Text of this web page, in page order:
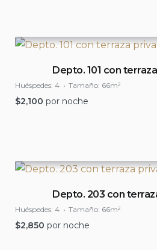
Depto. 101 con
Huéspedes: 4 Tamaño: 66m²
$2,100 por noche
Depto. 203 con
Huéspedes: 4 Tamaño: 66m²
$2,850 por noche